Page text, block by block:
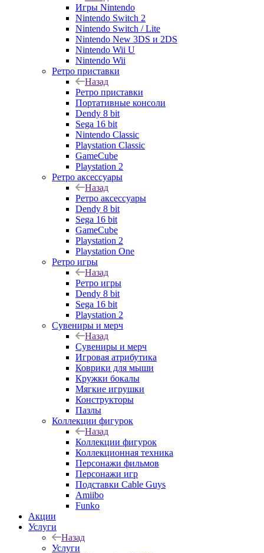
Игры Nintendo
Nintendo Switch 2
Nintendo Switch / Lite
Nintendo New 3DS и 2DS
Nintendo Wii U
Nintendo Wii
Ретро приставки
Назад
Ретро приставки
Портативные консоли
Dendy 8 bit
Sega 16 bit
Nintendo Classic
Playstation Classic
GameCube
Playstation 2
Ретро аксессуары
Назад
Ретро аксессуары
Dendy 8 bit
Sega 16 bit
GameCube
Playstation 2
Playstation One
Ретро игры
Назад
Ретро игры
Dendy 8 bit
Sega 16 bit
Playstation 2
Сувениры и мерч
Назад
Сувениры и мерч
Игровая атрибутика
Коврики для мыши
Кружки бокалы
Мягкие игрушки
Конструкторы
Пазлы
Коллекции фигурок
Назад
Коллекции фигурок
Коллекционная техника
Персонажи фильмов
Персонажи игр
Подставки Cable Guys
Amiibo
Funko
Акции
Услуги
Назад
Услуги